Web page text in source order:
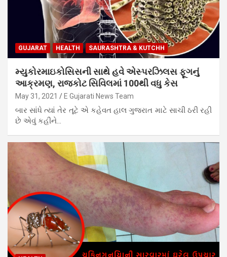
GUJARAT HEALTH SAURASHTRA & KUTCHH
મ્યુકોરમાઇકોસિસની સાથે હવે એસ્પરઝિલસ ફૂગનું
આક્રમણ, રાજકોટ સિવિલમાં 100થી વધુ કેસ
May 31, 2021 E Gujarati News Team
બાર સાંધે ત્યાં તેર તૂટે એ કહેવત હાલ ગુજરાત માટે સાચી ઠરી રહી
છે એવું કહીને…